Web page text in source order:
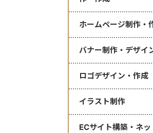
ホームページ制作・
バナー制作・デザイ
ロゴデザイン・作成
イラスト制作
ECサイト構築・ネッ